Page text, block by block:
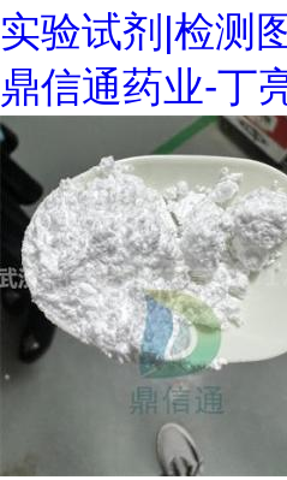
实验试剂|检测
鼎信通药业-丁